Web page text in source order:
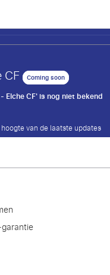
Coming soon
Elche CF' is nog niet bekend
van de laatste updates